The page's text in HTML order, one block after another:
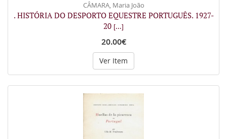
CÂMARA, Maria João
. HISTÓRIA DO DESPORTO EQUESTRE PORTUGUÊS. 1927-
20 [...]
20.00€
Ver Item